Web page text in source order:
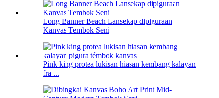
Long Banner Beach Lansekap dipiguraan
Kanvas Tembok Seni
Pink king protea lukisan hiasan kembang kalayan
fra ...